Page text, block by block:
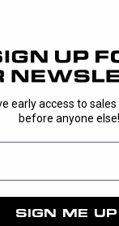
vilken yta som
och enkelt!
UPPTÄCK
early access to
before anyone else!
SIGN ME